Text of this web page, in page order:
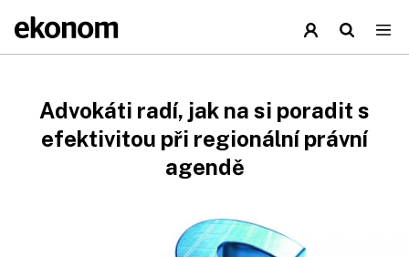
Advokáti radí, jak na si poradit s
efektivitou při regionální právní
agendě